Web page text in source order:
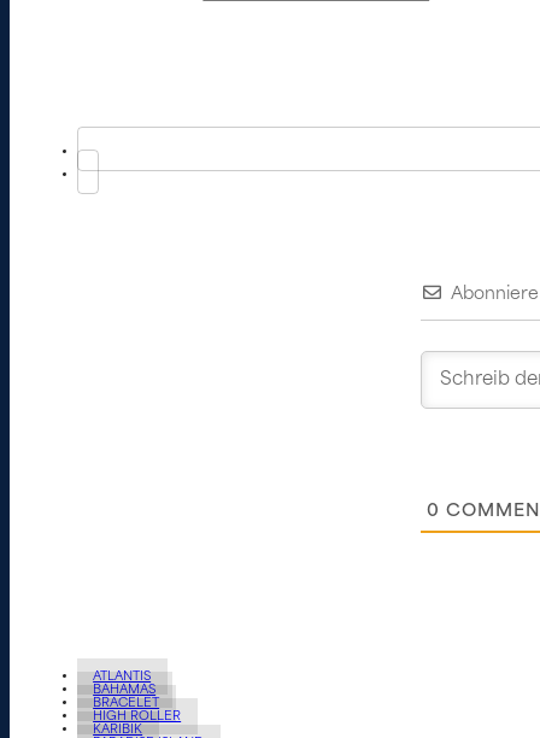
0
ATLANTIS
BAHAMAS
BRACELET
HIGH ROLLER
KARIBIK